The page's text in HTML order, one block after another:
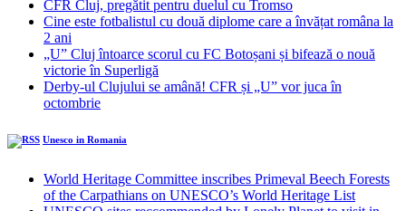
CFR Cluj, pregătit pentru duelul cu Tromso
Cine este fotbalistul cu două diplome care a învățat româna la
2 ani
„U” Cluj întoarce scorul cu FC Botoșani și bifează o nouă
victorie în Superligă
Derby-ul Clujului se amână! CFR și „U” vor juca în
octombrie
Unesco in Romania
World Heritage Committee inscribes Primeval Beech Forests
of the Carpathians on UNESCO’s World Heritage List